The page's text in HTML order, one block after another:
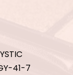
41-7